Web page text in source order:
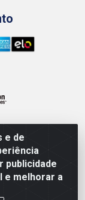
e de
publicidade
e melhorar a
1845 -
- CNPJ